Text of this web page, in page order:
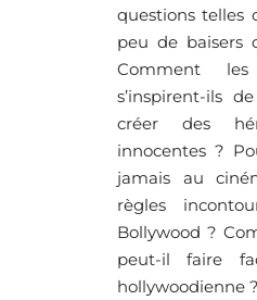
questions telles
peu de baisers
Comment
s’inspirent-ils
créer des
innocentes ?
jamais au
règles
Bollywood ?
peut-il faire
hollywoodienne ?